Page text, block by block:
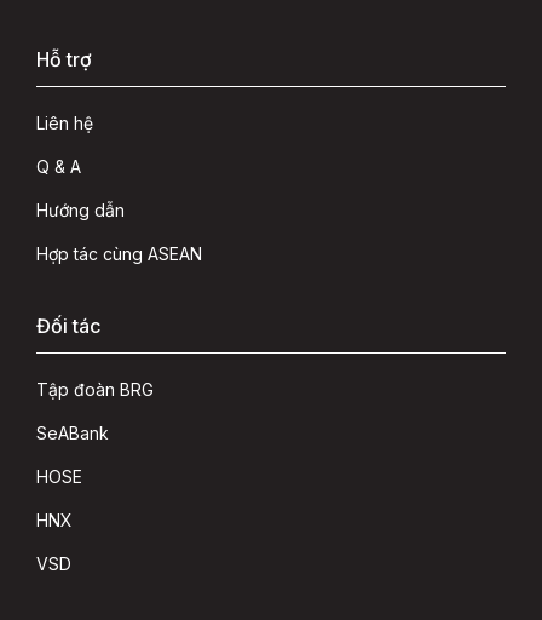
Hỗ trợ
Liên hệ
Q & A
Hướng dẫn
Hợp tác cùng ASEAN
Đối tác
Tập đoàn BRG
SeABank
HOSE
HNX
VSD